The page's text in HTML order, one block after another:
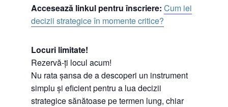
Accesează linkul pentru înscriere: Cum iei
decizii strategice în momente critice?
Locuri limitate!
Rezervă-ți locul acum!
Nu rata șansa de a descoperi un instrument
simplu și eficient pentru a lua decizii
strategice sănătoase pe termen lung, chiar